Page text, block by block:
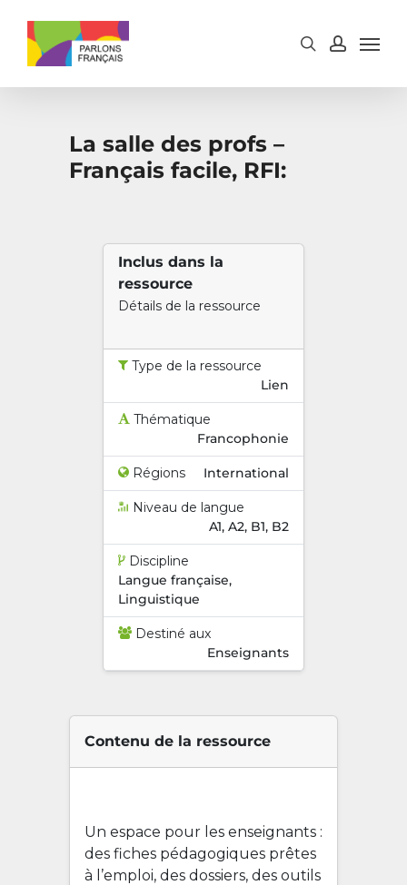
La salle des profs –
Français facile, RFI:
Inclus dans la
ressource
Détails de la ressource
Type de la ressource
Lien
Thématique
Francophonie
Régions International
Niveau de langue
A1, A2, B1, B2
Discipline
Langue française,
Linguistique
Destiné aux
Enseignants
Contenu de la ressource
Un espace pour les enseignants :
des fiches pédagogiques prêtes
à l’emploi, des dossiers, des outils